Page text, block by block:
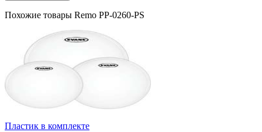
Похожие товары Remo PP-0260-PS
Пластик в комплекте